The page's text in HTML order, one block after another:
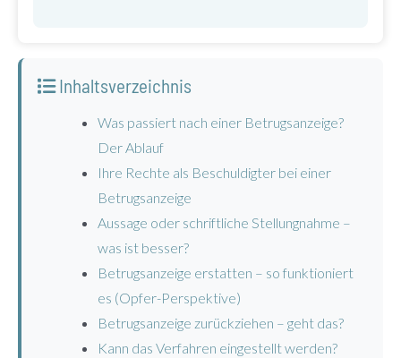
Inhaltsverzeichnis
Was passiert nach einer Betrugsanzeige?
Der Ablauf
Ihre Rechte als Beschuldigter bei einer
Betrugsanzeige
Aussage oder schriftliche Stellungnahme –
was ist besser?
Betrugsanzeige erstatten – so funktioniert
es (Opfer-Perspektive)
Betrugsanzeige zurückziehen – geht das?
Kann das Verfahren eingestellt werden?